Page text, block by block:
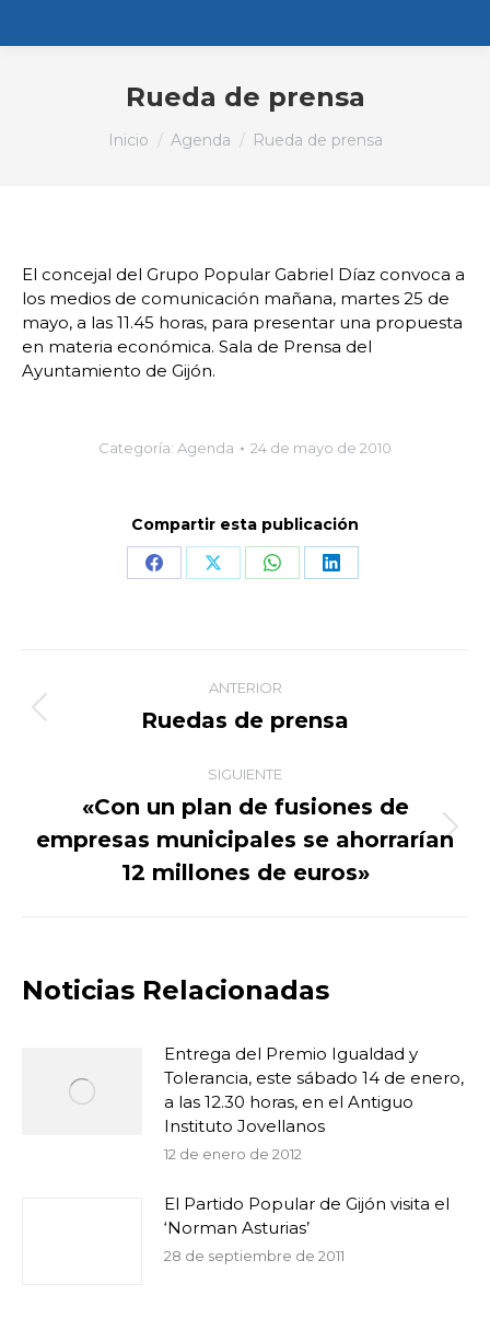
Rueda de prensa
Estás aquí:
Inicio Agenda Rueda de prensa
El concejal del Grupo Popular Gabriel Díaz convoca a
los medios de comunicación mañana, martes 25 de
mayo, a las 11.45 horas, para presentar una propuesta
en materia económica. Sala de Prensa del
Ayuntamiento de Gijón.
Categoría: Agenda 24 de mayo de 2010
Compartir esta publicación
Share Share Share Share
Navegación
entre
publicaciones
ANTERIOR
Publicación
Ruedas de prensa
SIGUIENTE
Publicación
siguiente:
«Con un plan de fusiones de
empresas municipales se ahorrarían
12 millones de euros»
Noticias Relacionadas
Entrega del Premio Igualdad y
Tolerancia, este sábado 14 de enero,
a las 12.30 horas, en el Antiguo
Instituto Jovellanos
12 de enero de 2012
El Partido Popular de Gijón visita el
‘Norman Asturias’
28 de septiembre de 2011